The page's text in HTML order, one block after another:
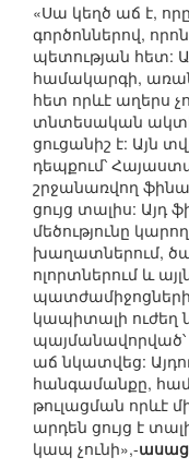
«Սա կեղծ աճ է,
գործոններով,
պետության հետ:
համակարգի,
հետ որևէ աղերս
տնտեսական
ցուցանիշ է: Այն
դեպքում՝
շրջանառվող
ցույց տալիս: Այդ
մեծությունը
խաղատներում,
ոլորտներում և
պատժամիջոցների
կապիտալի ուժեղ
պայմանավորված՝
աճ նկատվեց:
հանգամանքը,
թուլացման որևէ
արդեն ցույց է
կապ չունի»,-